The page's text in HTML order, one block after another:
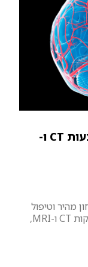
אבחון מוקדם של שבץ מוחי באמצעות CT ו-
מהיר וטיפול
מיידי. בזכות טכנולוגיות מתקדמות כמו בדיקות CT ו-MRI,